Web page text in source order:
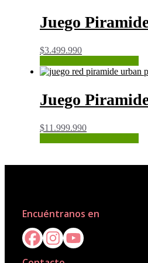
Juego
$3.499.990
Juego
$11.999.990
Encuéntranos en